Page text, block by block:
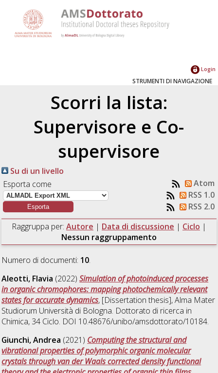
Login
STRUMENTI DI NAVIGAZIONE
Scorri la lista:
Supervisore e Co-
supervisore
Su di un livello
Esporta come
Atom
RSS 1.0
RSS 2.0
Raggruppa per: Autore | Data di discussione | Ciclo |
Nessun raggruppamento
Numero di documenti: 10.
Aleotti, Flavia (2022)Simulation of photoinduced processes
in organic chromophores: mapping photochemically relevant
states for accurate dynamics, [Dissertation thesis], Alma Mater
Studiorum Università di Bologna. Dottorato di ricerca in
Chimica, 34 Ciclo. DOI 10.48676/unibo/amsdottorato/10184.
Giunchi, Andrea (2021) Computing the structural and
vibrational properties of polymorphic organic molecular
crystals through van der Waals corrected density functional